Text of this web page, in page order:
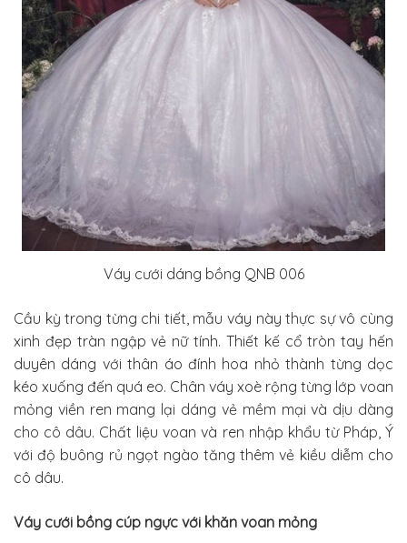
Váy cưới dáng bồng QNB 006
Cầu kỳ trong từng chi tiết, mẫu váy này thực sự vô cùng
xinh đẹp tràn ngập vẻ nữ tính. Thiết kế cổ tròn tay hến
duyên dáng với thân áo đính hoa nhỏ thành từng dọc
kéo xuống đến quá eo. Chân váy xoè rộng từng lớp voan
mỏng viền ren mang lại dáng vẻ mềm mại và dịu dàng
cho cô dâu. Chất liệu voan và ren nhập khẩu từ Pháp, Ý
với độ buông rủ ngọt ngào tăng thêm vẻ kiều diễm cho
cô dâu.
Váy cưới bồng cúp ngực với khăn voan mỏng